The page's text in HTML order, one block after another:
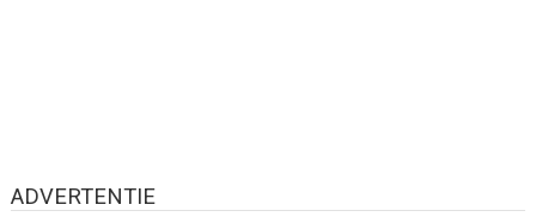
ADVERTENTIE